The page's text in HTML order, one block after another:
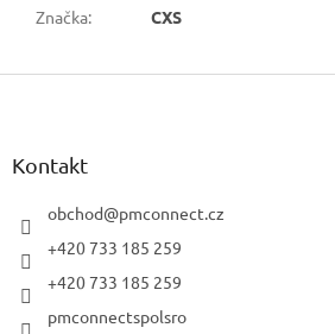
Značka: CXS
Z
Kontakt
obchod@pmconnect.cz
+420 733 185 259
+420 733 185 259
pmconnectspolsro